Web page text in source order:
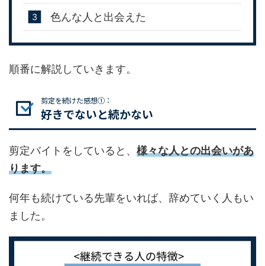
色んな人と出会えた
順番に解説していきます。
剪定を続けた感想①：
好きでないと続かない
剪定バイトをしていると、 様々な人との出会いがあ
ります。
何年も続けている先輩をいれば、辞めていく人もい
ました。